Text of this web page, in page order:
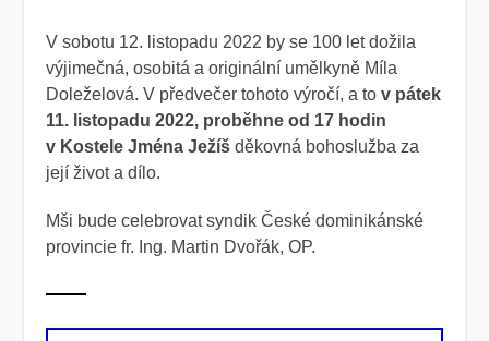
V sobotu 12. listopadu 2022 by se 100 let dožila
výjimečná, osobitá a originální umělkyně Míla
Doleželová. V předvečer tohoto výročí, a to v pátek
11. listopadu 2022, proběhne od 17 hodin
v Kostele Jména Ježíš děkovná bohoslužba za
její život a dílo.
Mši bude celebrovat syndik České dominikánské
provincie fr. Ing. Martin Dvořák, OP.